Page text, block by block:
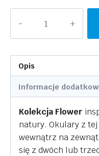
906
Opis
Informacje
Kolekcja Flower
natury. Okulary z
wewnątrz na
się z dwóch lub